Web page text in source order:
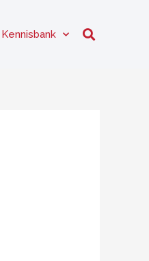
Kennisbank